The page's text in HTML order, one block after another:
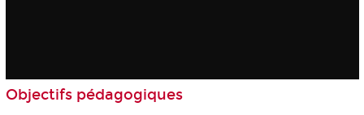
Objectifs pédagogiques